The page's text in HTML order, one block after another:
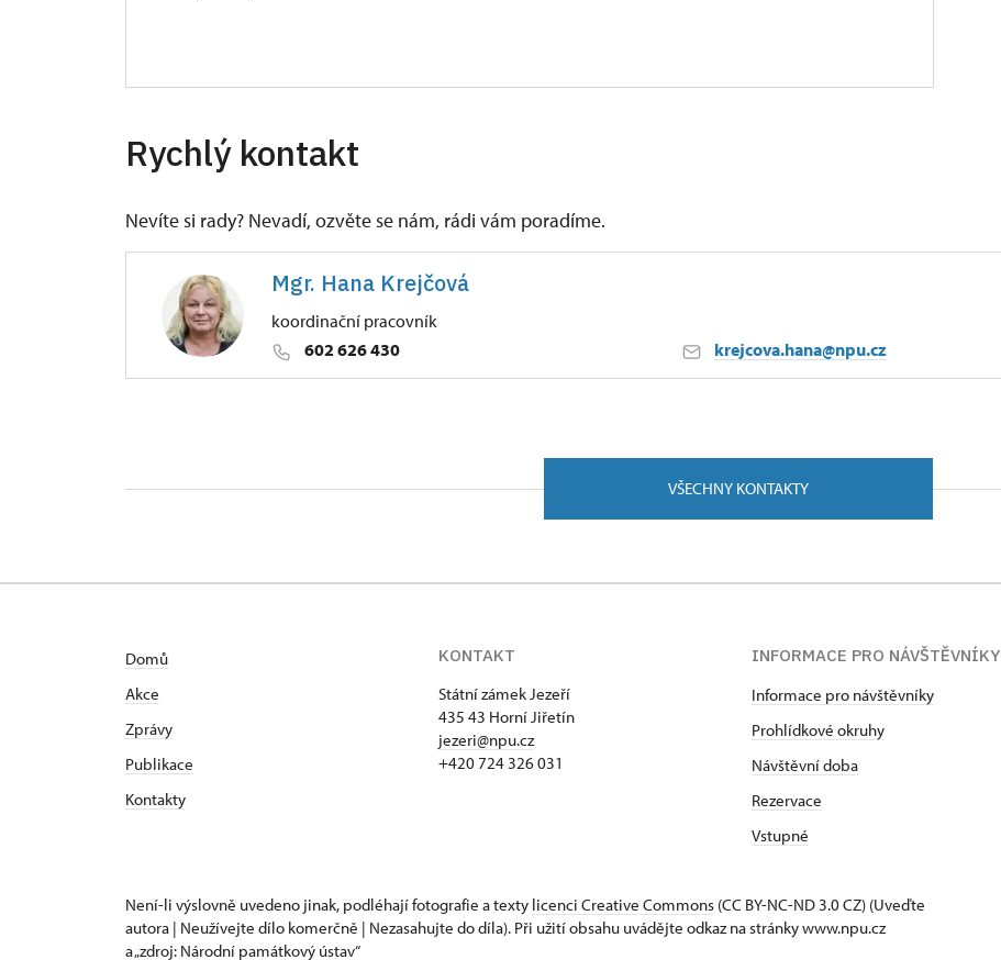
Rychlý kontakt
Nevíte si rady? Nevadí, ozvěte se nám, rádi vám poradíme.
Mgr. Hana Krejčová
koordinační pracovník
602 626 430
krejcova.hana@npu.cz
VŠECHNY KONTAKTY
Domů
Akce
Zprávy
Publikace
Kontakty
KONTAKT
Státní zámek Jezeří
435 43 Horní Jiřetín
jezeri@npu.cz
+420 724 326 031
INFORMACE PRO NÁVŠTĚVNÍKY
Informace pro návštěvníky
Prohlídkové okruhy
Návštěvní doba
Rezervace
Vstupné
Není-li výslovně uvedeno jinak, podléhají fotografie a texty licenci Creative Commons (CC BY-NC-ND 3.0 CZ) (Uveďte
autora | Neužívejte dílo komerčně | Nezasahujte do díla). Při užití obsahu uvádějte odkaz na stránky www.npu.cz
a „zdroj: Národní památkový ústav“